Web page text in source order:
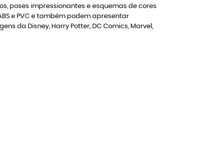
poses impressionantes e esquemas de cores
e PVC e também podem apresentar
da Disney, Harry Potter, DC Comics, Marvel,